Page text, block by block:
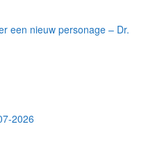
een nieuw personage – Dr.
2026